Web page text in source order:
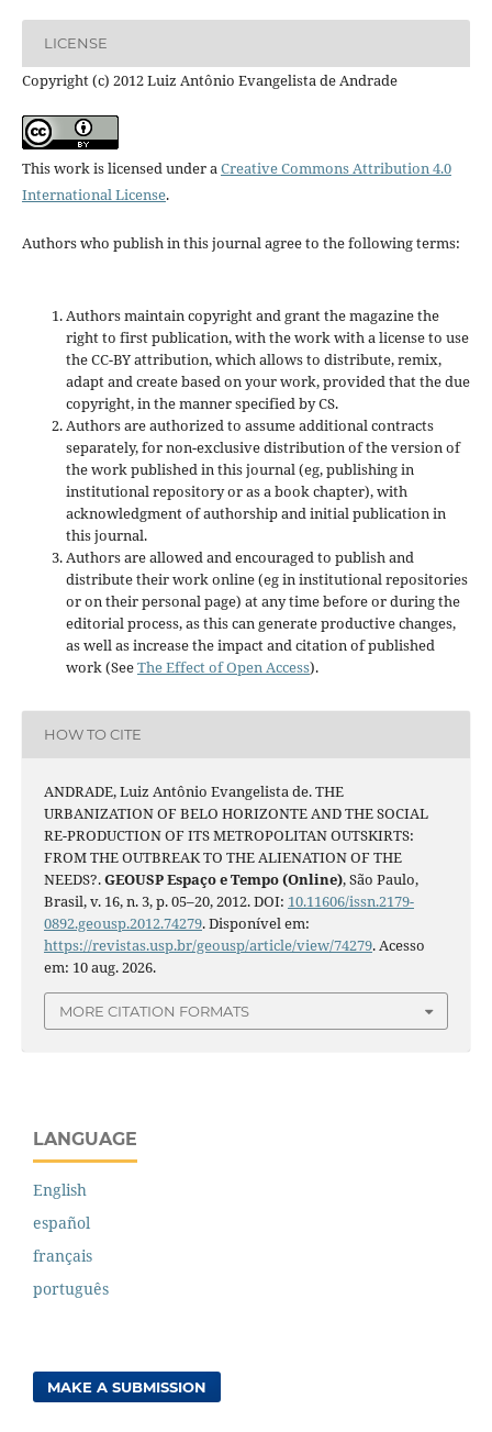
LICENSE
Copyright (c) 2012 Luiz Antônio Evangelista de Andrade
This work is licensed under a Creative Commons Attribution 4.0
International License.
Authors who publish in this journal agree to the following terms:
Authors maintain copyright and grant the magazine the
right to first publication, with the work with a license to use
the CC-BY attribution, which allows to distribute, remix,
adapt and create based on your work, provided that the due
copyright, in the manner specified by CS.
Authors are authorized to assume additional contracts
separately, for non-exclusive distribution of the version of
the work published in this journal (eg, publishing in
institutional repository or as a book chapter), with
acknowledgment of authorship and initial publication in
this journal.
Authors are allowed and encouraged to publish and
distribute their work online (eg in institutional repositories
or on their personal page) at any time before or during the
editorial process, as this can generate productive changes,
as well as increase the impact and citation of published
work (SeeThe Effect of Open Access).
HOW TO CITE
ANDRADE, Luiz Antônio Evangelista de. THE
URBANIZATION OF BELO HORIZONTE AND THE SOCIAL
RE-PRODUCTION OF ITS METROPOLITAN OUTSKIRTS:
FROM THE OUTBREAK TO THE ALIENATION OF THE
NEEDS?.GEOUSP Espaço e Tempo (Online), São Paulo,
Brasil, v. 16, n. 3, p. 05–20, 2012. DOI: 10.11606/issn.2179-
0892.geousp.2012.74279. Disponível em:
https://revistas.usp.br/geousp/article/view/74279. Acesso
em: 10 aug. 2026.
MORE CITATION FORMATS
LANGUAGE
English
español
français
português
MAKE A SUBMISSION